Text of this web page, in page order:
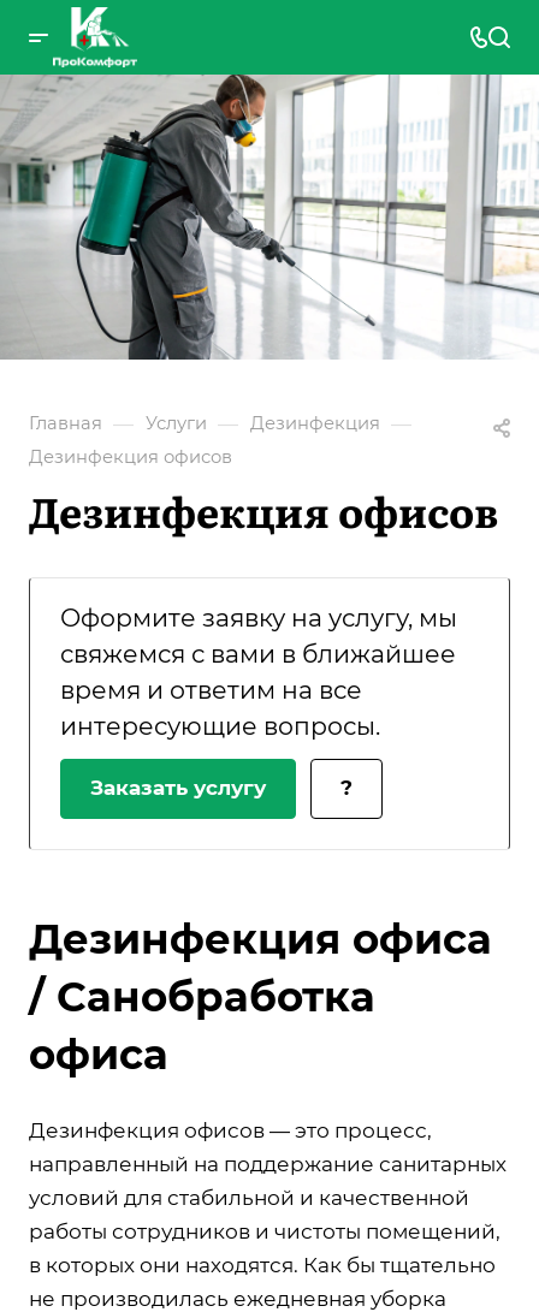
Главная — Услуги — Дезинфекция —
Дезинфекция офисов
Дезинфекция офисов
Оформите заявку на услугу, мы
свяжемся с вами в ближайшее
время и ответим на все
интересующие вопросы.
Заказать услугу ?
Дезинфекция офиса
/ Санобработка
офиса
Дезинфекция офисов — это процесс,
направленный на поддержание санитарных
условий для стабильной и качественной
работы сотрудников и чистоты помещений,
в которых они находятся. Как бы тщательно
не производилась ежедневная уборка